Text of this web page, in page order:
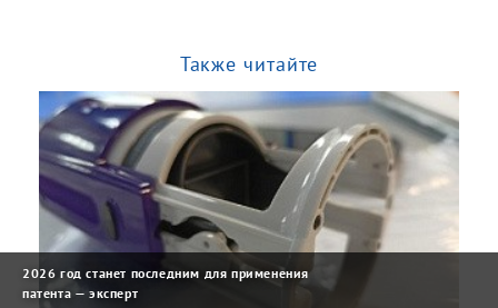
Также читайте
2026 год станет последним для применения
патента — эксперт